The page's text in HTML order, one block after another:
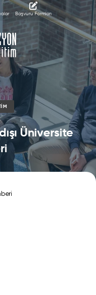
Başvuru Formları
Üniversite